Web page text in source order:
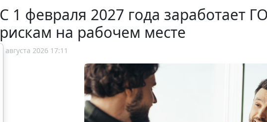
С 1 февраля 2027 года заработает
рискам на рабочем месте
7 августа 2026 17:11